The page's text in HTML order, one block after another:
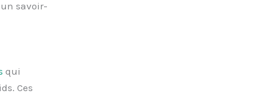
savoir-
qui
Ces